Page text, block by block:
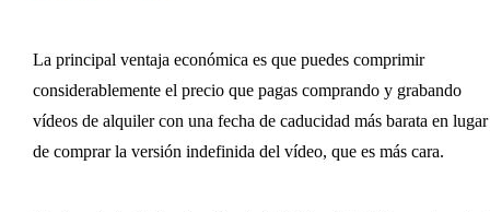
La principal ventaja económica es que puedes comprimir
considerablemente el precio que pagas comprando y grabando
vídeos de alquiler con una fecha de caducidad más barata en lugar
de comprar la versión indefinida del vídeo, que es más cara.